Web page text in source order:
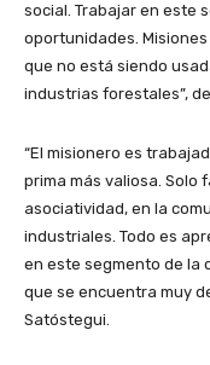
social. Trabajar en este
oportunidades.
que no está siendo
industrias forestales”,
“El misionero es
prima más valiosa. Solo
asociatividad, en la
industriales. Todo es
en este segmento de la
que se encuentra muy
Satóstegui.